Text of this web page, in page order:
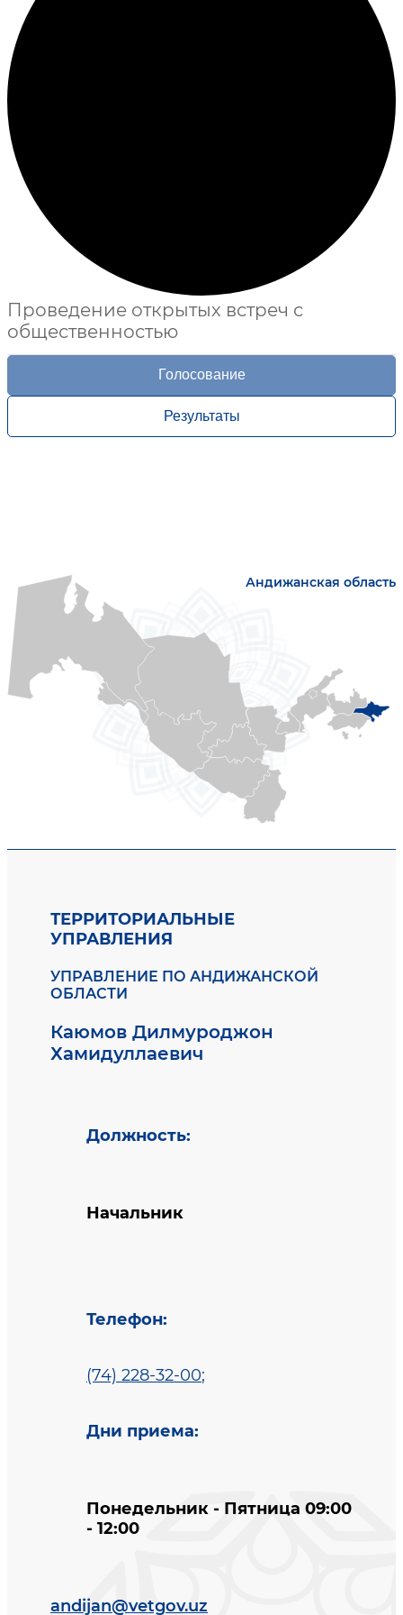
Проведение открытых встреч с
общественностью
Голосование
Результаты
Андижанская область
ТЕРРИТОРИАЛЬНЫЕ
УПРАВЛЕНИЯ
УПРАВЛЕНИЕ ПО АНДИЖАНСКОЙ
ОБЛАСТИ
Каюмов Дилмуроджон
Хамидуллаевич
Должность:
Начальник
Телефон:
(74) 228-32-00;
Дни приема:
Понедельник - Пятница 09:00
- 12:00
andijan@vetgov.uz